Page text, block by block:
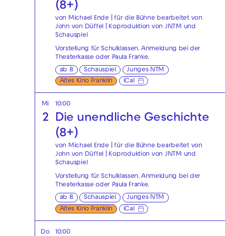
(8+)
von Michael Ende | für die Bühne bearbeitet von
John von Düffel | Koproduktion von JNTM und
Schauspiel
Vorstellung für Schulklassen. Anmeldung bei der
Theaterkasseoder Paula Franke.
ab 8 Schauspiel
Junges NTM
Altes Kino Franklin
iCal
Mi
2
10:00
Die unendliche Geschichte
(8+)
von Michael Ende | für die Bühne bearbeitet von
John von Düffel | Koproduktion von JNTM und
Schauspiel
Vorstellung für Schulklassen. Anmeldung bei der
Theaterkasseoder Paula Franke.
ab 8 Schauspiel
Junges NTM
Altes Kino Franklin
iCal
Do 10:00